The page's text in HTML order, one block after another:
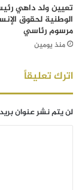
تعيين ولد داهي
الوطنية لحقوق
مرسوم رئاسي
منذ يومين
اترك تعليقاً
لن يتم نشر عنوان